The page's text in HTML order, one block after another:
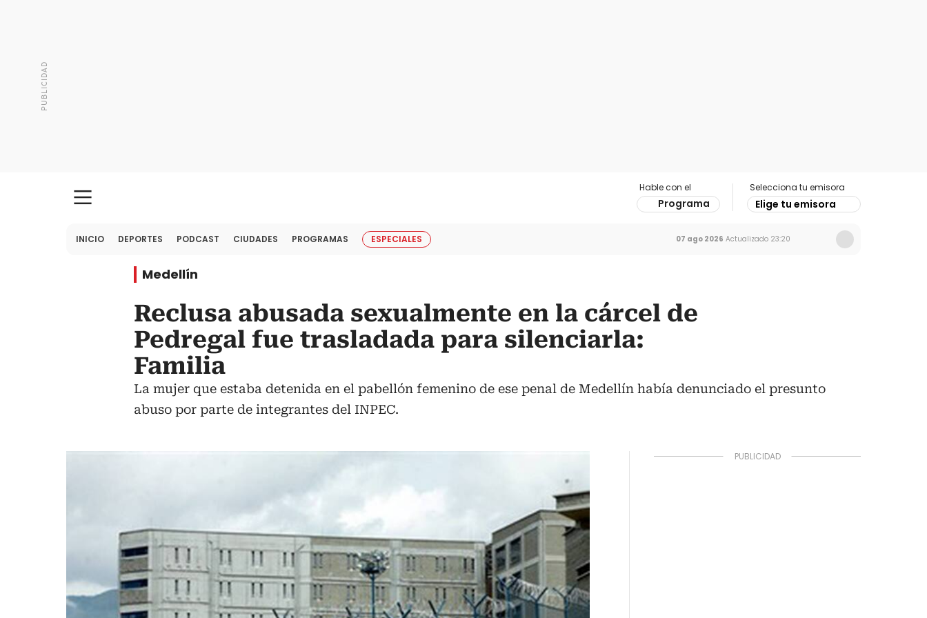
Hable con el
Programa
Selecciona tu emisora
Elige tu emisora
INICIO DEPORTES PODCAST CIUDADES PROGRAMAS ESPECIALES 07 ago 2026 Actualizado 23:20
Medellín
Reclusa abusada sexualmente en la cárcel de
Pedregal fue trasladada para silenciarla:
Familia
La mujer que estaba detenida en el pabellón femenino de ese penal de Medellín había denunciado el presunto
abuso por parte de integrantes del INPEC.